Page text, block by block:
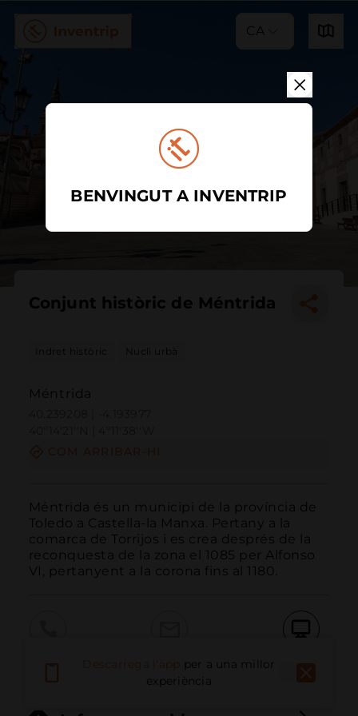
CA
Conjunt històric de Méntrida
Indret històric Nucli urbà
Méntrida
Méntrida és un municipi de la província de
Toledo a Castella-la Manxa. Pertany a la
comarca de Torrijos i es crea després de la
reconquesta de la zona el 1085 per Alfonso
VI, pertanyent a la corona fins al 1180.
Emailper a una millor
experiència
BENVINGUT A INVENTRIP